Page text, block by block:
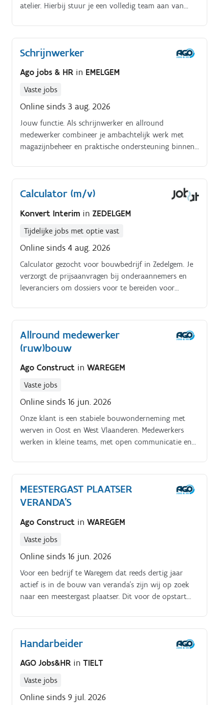
atelier. Hierbij stuur je een volledig team aan van
Schrijnwerker
Ago jobs & HR in EMELGEM
Vaste jobs
Online sinds 3 aug. 2026
Jouw functie. Als schrijnwerker en allround
medewerker combineer je ambachtelijk werk met
magazijnbeheer en praktische ondersteuning binnen
schrijnwerkopdrachten uit met oog voor detail en
kwaliteit Je helpt bij het organiseren en beheren van
springt bij waar nodig als echte “manusje-van-alles”.
Calculator (m/v)
Konvert Interim in ZEDELGEM
Tijdelijke jobs met optie vast
Online sinds 4 aug. 2026
Calculator gezocht voor bouwbedrijf in Zedelgem. Je
verzorgt de prijsaanvragen bij onderaannemers en
leveranciers om dossiers voor te bereiden voor
Allround medewerker
(ruw)bouw
Ago Construct in WAREGEM
Vaste jobs
Online sinds 16 jun. 2026
Onze klant is een stabiele bouwonderneming met
werven in Oost en West Vlaanderen. Medewerkers
werken in kleine teams, met open communicatie en
MEESTERGAST PLAATSER
VERANDA'S
Ago Construct in WAREGEM
Vaste jobs
Online sinds 16 jun. 2026
Voor een bedrijf te Waregem dat reeds dertig jaar
actief is in de bouw van veranda's zijn wij op zoek
naar een meestergast plaatser. Dit voor de opstart
je team werk je mee op verschillende werven. Je bent
het aanspreekpunt van de klant en leidt alles in
goede banen
Handarbeider
AGO Jobs&HR in TIELT
Vaste jobs
Online sinds 9 jul. 2026